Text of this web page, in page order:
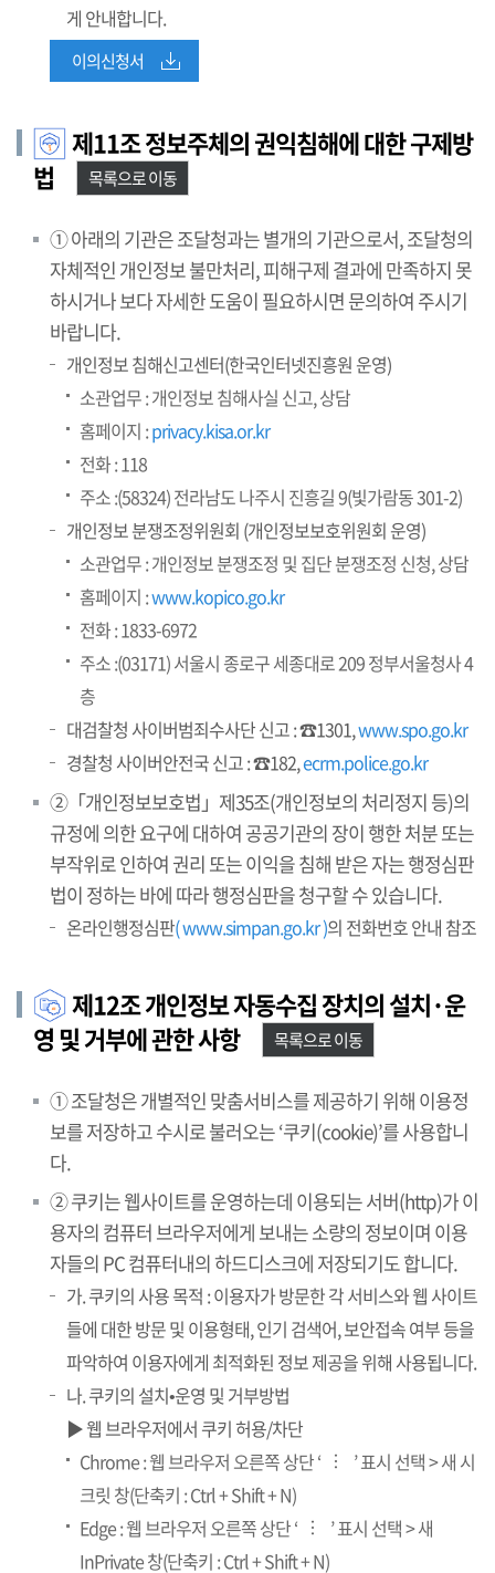
게 안내합니다.
이의신청서
제11조 정보주체의 권익침해에 대한 구제방
법
목록으로 이동
① 아래의 기관은 조달청과는 별개의 기관으로서, 조달청의
자체적인 개인정보 불만처리, 피해구제 결과에 만족하지 못
하시거나 보다 자세한 도움이 필요하시면 문의하여 주시기
바랍니다.
개인정보 침해신고센터(한국인터넷진흥원 운영)
소관업무 : 개인정보 침해사실 신고, 상담
홈페이지 :privacy.kisa.or.kr
전화 : 118
주소 :(58324) 전라남도 나주시 진흥길 9(빛가람동 301-2)
개인정보 분쟁조정위원회 (개인정보보호위원회 운영)
소관업무 : 개인정보 분쟁조정 및 집단 분쟁조정 신청, 상담
홈페이지 :www.kopico.go.kr
전화 : 1833-6972
주소 :(03171) 서울시 종로구 세종대로 209 정부서울청사 4
층
대검찰청 사이버범죄수사단 신고 : ☎1301,www.spo.go.kr
경찰청 사이버안전국 신고 : ☎182,ecrm.police.go.kr
②「개인정보보호법」제35조(개인정보의 처리정지 등)의
규정에 의한 요구에 대하여 공공기관의 장이 행한 처분 또는
부작위로 인하여 권리 또는 이익을 침해 받은 자는 행정심판
법이 정하는 바에 따라 행정심판을 청구할 수 있습니다.
온라인행정심판( www.simpan.go.kr )의 전화번호 안내 참조
제12조 개인정보 자동수집 장치의 설치·운
영 및 거부에 관한 사항
목록으로 이동
① 조달청은 개별적인 맞춤서비스를 제공하기 위해 이용정
보를 저장하고 수시로 불러오는 ‘쿠키(cookie)’를 사용합니
다.
② 쿠키는 웹사이트를 운영하는데 이용되는 서버(http)가 이
용자의 컴퓨터 브라우저에게 보내는 소량의 정보이며 이용
자들의 PC 컴퓨터내의 하드디스크에 저장되기도 합니다.
가. 쿠키의 사용 목적 : 이용자가 방문한 각 서비스와 웹 사이트
들에 대한 방문 및 이용형태, 인기 검색어, 보안접속 여부 등을
파악하여 이용자에게 최적화된 정보 제공을 위해 사용됩니다.
나. 쿠키의 설치•운영 및 거부방법
▶ 웹 브라우저에서 쿠키 허용/차단
Chrome : 웹 브라우저 오른쪽 상단 ‘
…
’ 표시 선택 > 새 시
크릿 창(단축키 : Ctrl + Shift + N)
Edge : 웹 브라우저 오른쪽 상단 ‘
…
’ 표시 선택 > 새
InPrivate 창(단축키 : Ctrl + Shift + N)